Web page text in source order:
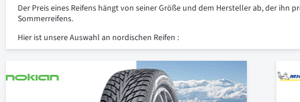
Der Preis eines Reifens hängt von seiner Größe und dem Hersteller ab, der ihn
Sommerreifens.
Hier ist unsere Auswahl an nordischen Reifen :